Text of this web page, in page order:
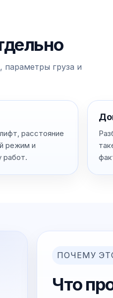
параметры груза и
расстояние
режим и
работ.
ПОЧЕМУ
Что